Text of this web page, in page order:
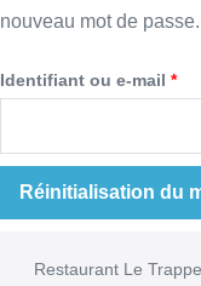
nouveau mot de passe.
Identifiant ou e-mail *
Réinitialisation du
Restaurant Le